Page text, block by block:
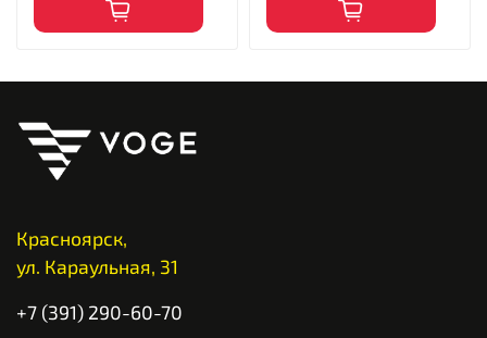
Красноярск,
ул. Караульная, 31
+7 (391) 290-60-70